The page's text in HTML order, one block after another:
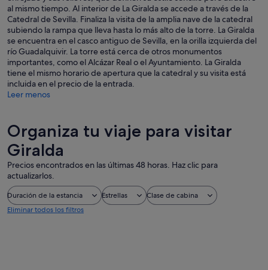
al mismo tiempo. Al interior de La Giralda se accede a través de la
Catedral de Sevilla. Finaliza la visita de la amplia nave de la catedral
subiendo la rampa que lleva hasta lo más alto de la torre. La Giralda
se encuentra en el casco antiguo de Sevilla, en la orilla izquierda del
río Guadalquivir. La torre está cerca de otros monumentos
importantes, como el Alcázar Real o el Ayuntamiento. La Giralda
tiene el mismo horario de apertura que la catedral y su visita está
incluida en el precio de la entrada.
Leer menos
Organiza tu viaje para visitar
Giralda
Precios encontrados en las últimas 48 horas. Haz clic para
actualizarlos.
Duración de la estancia Estrellas
Clase de cabina
Eliminar todos los filtros